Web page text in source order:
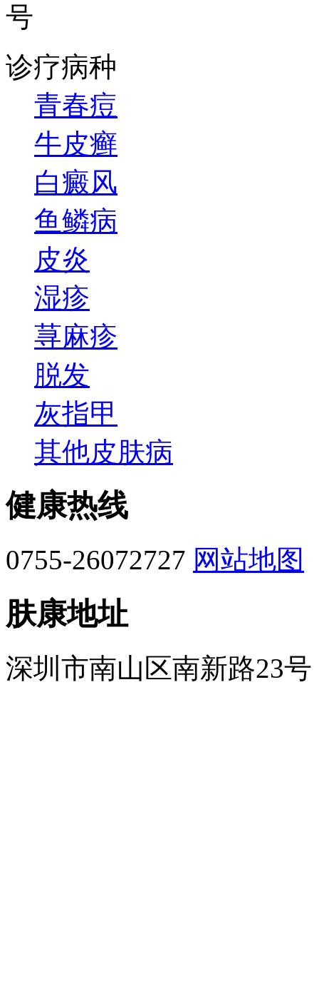
号
诊疗病种
青春痘
牛皮癣
白癜风
鱼鳞病
皮炎
湿疹
荨麻疹
脱发
灰指甲
其他皮肤病
健康热线
0755-26072727 网站地图
肤康地址
深圳市南山区南新路23